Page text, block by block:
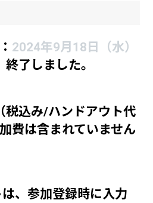
2024年9月18日（水）
終了しました。
税込み/ハンドアウト代
費は含まれていません
、参加登録時に入力